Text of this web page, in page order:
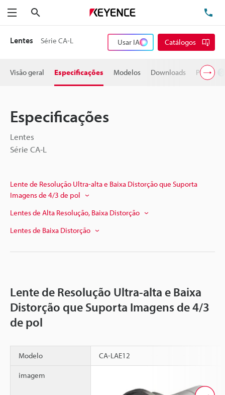
Menu
Lentes Série CA-L Usar IA Catálogos
Visão geral Especificações Modelos Downloads Preço
Especificações
Lentes
Série CA-L
Lente de Resolução Ultra-alta e Baixa Distorção que Suporta
Imagens de 4/3 de pol
Lentes de Alta Resolução, Baixa Distorção
Lentes de Baixa Distorção
Lente de Resolução Ultra-alta e Baixa
Distorção que Suporta Imagens de 4/3
de pol
Modelo CA-LAE12
imagem